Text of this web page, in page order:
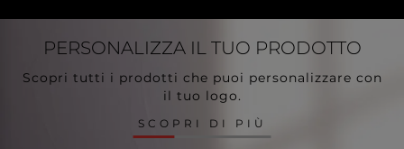
PERSONALIZZA IL TUO PRODOTTO
Scopri tutti i prodotti che puoi personalizzare con
il tuo logo.
SCOPRI DI PIÙ